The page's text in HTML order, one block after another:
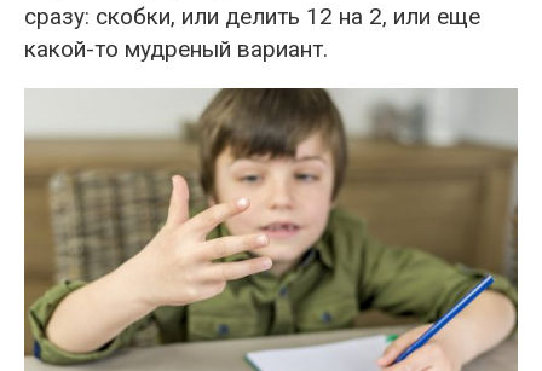
сразу: скобки, или делить 12 на 2, или еще
какой-то мудреный вариант.